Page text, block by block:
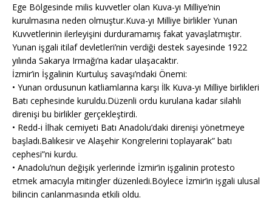
Ege Bölgesinde milis kuvvetler olan Kuva-yı Milliye’nin
kurulmasına neden olmuştur.Kuva-yı Milliye birlikler Yunan
Kuvvetlerinin ilerleyişini durduramamış fakat yavaşlatmıştır.
Yunan işgali itilaf devletleri’nin verdiği destek sayesinde 1922
yılında Sakarya Irmağı’na kadar ulaşacaktır.
İzmir’in İşgalinin Kurtuluş savaşı’ndaki Önemi:
• Yunan ordusunun katliamlarına karşı İlk Kuva-yı Milliye birlikleri
Batı cephesinde kuruldu.Düzenli ordu kurulana kadar silahlı
direnişi bu birlikler gerçekleştirdi.
• Redd-i İlhak cemiyeti Batı Anadolu’daki direnişi yönetmeye
başladı.Balıkesir ve Alaşehir Kongrelerini toplayarak” batı
cephesi”ni kurdu.
• Anadolu’nun değişik yerlerinde İzmir’in işgalinin protesto
etmek amacıyla mitingler düzenledi.Böylece İzmir’in işgali ulusal
bilincin canlanmasında etkili oldu.